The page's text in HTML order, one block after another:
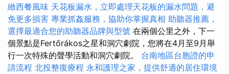
緻西餐風味 天花板漏水，立即處理天花板的漏水問題，避
免更多損害 專業抓姦服務，協助你掌握真相 助聽器推薦，
選擇最適合您的助聽器品牌與型號 在兩個公里之外，下一
個景點是Fertőrákos之星和洞穴劇院，您將在4月至9月舉
行一次特殊的聲學活動和洞穴劇院。 台南地區台胞證的申
請流程 北投整復療程 永和護理之家，提供舒適的居住環境